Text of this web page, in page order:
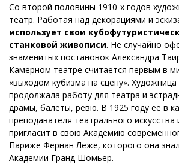
Со второй половины 1910-х годов
театр. Работая над декорациями и
использует свои
станковой живописи. Не случайно
знаменитых постановок Александра
Камерном театре считается первым в
«выходом кубизма на сцену».
продолжала работу для театра и
драмы, балеты, ревю. В 1925 году ее в
преподавателя театрального искусства
пригласит в свою Академию
Париже Фернан Леже, которого она
Академии Гранд Шомьер.